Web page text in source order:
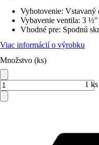
Vyhotovenie: Vstavaný
Vybavenie ventila: 3 ½"
Vhodné pre: Spodnú
Viac informácií o výrobku
Množstvo (ks)
1 ks